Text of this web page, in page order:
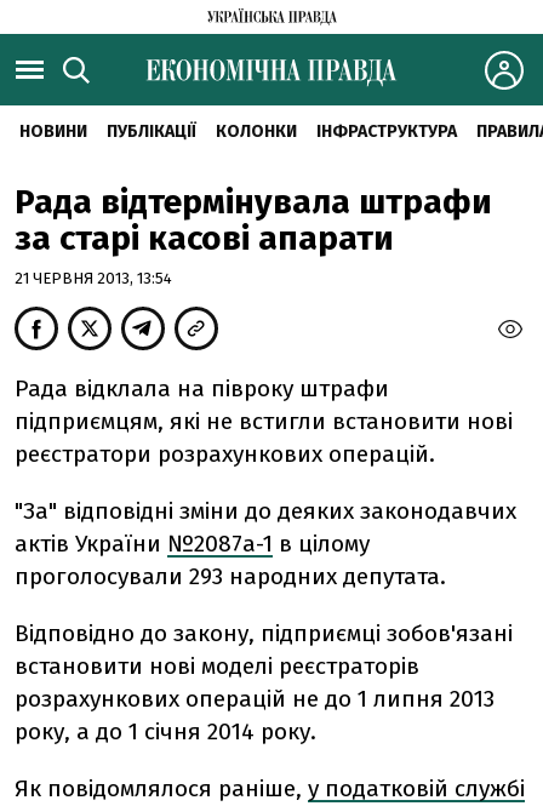
НОВИНИ ПУБЛІКАЦІЇ КОЛОНКИ ІНФРАСТРУКТУРА
Рада відтермінувала штрафи
за старі касові апарати
21 ЧЕРВНЯ 2013, 13:54
Рада відклала на півроку штрафи
підприємцям, які не встигли встановити нові
реєстратори розрахункових операцій.
"За" відповідні зміни до деяких законодавчих
актів України №2087а-1 в цілому
проголосували 293 народних депутата.
Відповідно до закону, підприємці зобов'язані
встановити нові моделі реєстраторів
розрахункових операцій не до 1 липня 2013
року, а до 1 січня 2014 року.
Як повідомлялося раніше, у податковій службі